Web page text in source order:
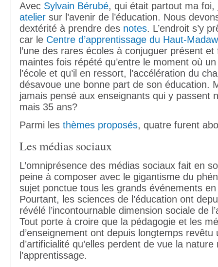
Avec Sylvain Bérubé, qui était partout ma foi,
atelier sur l’avenir de l’éducation. Nous
dextérité à prendre des notes. L’endroit s’y
car le Centre d’apprentissage du Haut-
l’une des rares écoles à conjuguer présent
maintes fois répété qu’entre le moment où
l’école et qu’il en ressort, l’accélération du
désavoue une bonne part de son éducation.
jamais pensé aux enseignants qui y passent
mais 35 ans?
Parmi les thèmes proposés, quatre furent
Les médias sociaux
L’omniprésence des médias sociaux fait en
peine à composer avec le gigantisme du
sujet ponctue tous les grands événements
Pourtant, les sciences de l’éducation ont
révélé l’incontournable dimension sociale de
Tout porte à croire que la pédagogie et les
d’enseignement ont depuis longtemps revêtu
d’artificialité qu’elles perdent de vue la
l’apprentissage.